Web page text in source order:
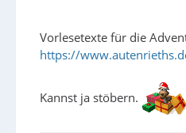
Vorlesetexte für die
https://
Kannst ja stöbern.